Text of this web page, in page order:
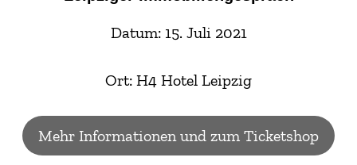
Datum: 15. Juli 2021
Ort: H4 Hotel Leipzig
Mehr Informationen und zum Ticketshop